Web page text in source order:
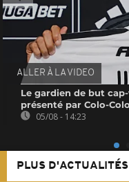
ALLER À LA VIDEO
Le gardien de but
présenté par Colo-Colo
05/08 - 14:23
PLUS D'ACTUALITÉS